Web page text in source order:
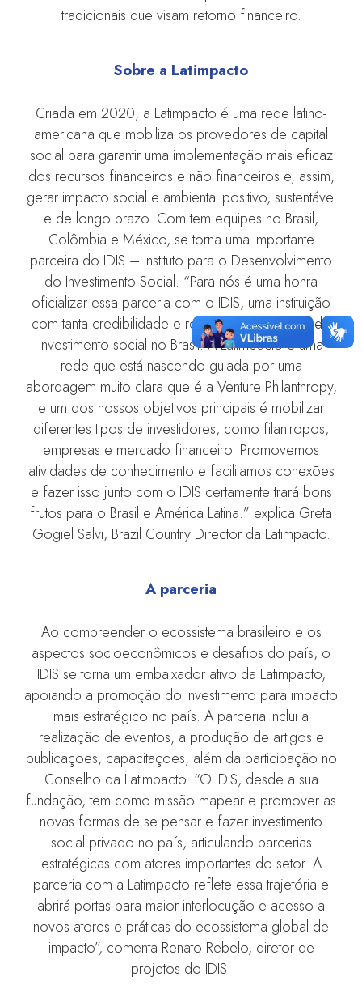
tradicionais que visam retorno financeiro.
Sobre a Latimpacto
Criada em 2020, a Latimpacto é uma rede latino-
americana que mobiliza os provedores de capital
social para garantir uma implementação mais eficaz
dos recursos financeiros e não financeiros e, assim,
gerar impacto social e ambiental positivo, sustentável
e de longo prazo. Com tem equipes no Brasil,
Colômbia e México, se torna uma importante
parceira do IDIS – Instituto para o Desenvolvimento
do Investimento Social. “Para nós é uma honra
oficializar essa parceria com o IDIS, uma instituição
com tanta credibilidade e relevância no campo do
investimento social no Brasil. A Latimpacto é uma
rede que está nascendo guiada por uma
abordagem muito clara que é a Venture Philanthropy,
e um dos nossos objetivos principais é mobilizar
diferentes tipos de investidores, como filantropos,
empresas e mercado financeiro. Promovemos
atividades de conhecimento e facilitamos conexões
e fazer isso junto com o IDIS certamente trará bons
frutos para o Brasil e América Latina.” explica Greta
Gogiel Salvi, Brazil Country Director da Latimpacto.
A parceria
Ao compreender o ecossistema brasileiro e os
aspectos socioeconômicos e desafios do país, o
IDIS se torna um embaixador ativo da Latimpacto,
apoiando a promoção do investimento para impacto
mais estratégico no país. A parceria inclui a
realização de eventos, a produção de artigos e
publicações, capacitações, além da participação no
Conselho da Latimpacto. “O IDIS, desde a sua
fundação, tem como missão mapear e promover as
novas formas de se pensar e fazer investimento
social privado no país, articulando parcerias
estratégicas com atores importantes do setor. A
parceria com a Latimpacto reflete essa trajetória e
abrirá portas para maior interlocução e acesso a
novos atores e práticas do ecossistema global de
impacto”, comenta Renato Rebelo, diretor de
projetos do IDIS.